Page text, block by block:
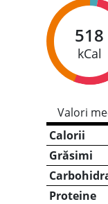
518
kCal
Valori
Calorii
Grăsimi
Proteine